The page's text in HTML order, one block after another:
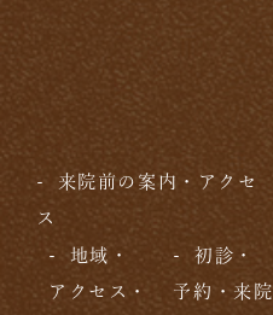
来院前の案内・アクセ
ス
地域・
アクセス・
初診・
予約・来院